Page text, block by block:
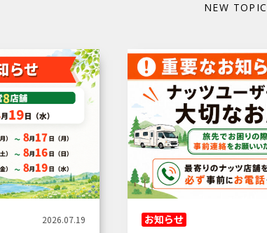
NEW
2026.07.19 お知らせ